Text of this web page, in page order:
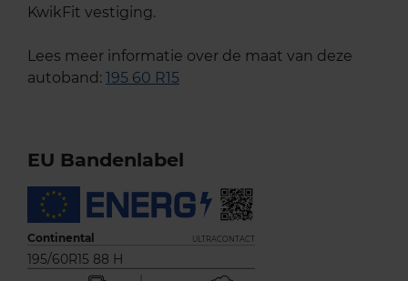
KwikFit vestiging.
Lees meer informatie over de maat van deze
autoband: 195 60 R15
EU Bandenlabel
Continental ULTRACONTACT
195/60R15 88 H